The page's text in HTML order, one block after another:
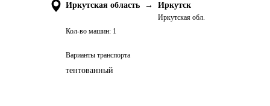
Иркутская область → Иркутск
Иркутская обл.
Кол-во машин: 1
Варианты транспорта
тентованный